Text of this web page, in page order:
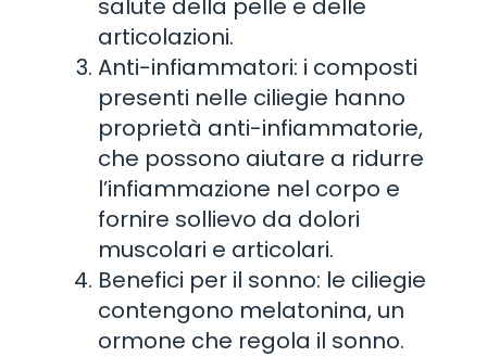
salute della pelle e delle
articolazioni.
Anti-infiammatori: i composti
presenti nelle ciliegie hanno
proprietà anti-infiammatorie,
che possono aiutare a ridurre
l’infiammazione nel corpo e
fornire sollievo da dolori
muscolari e articolari.
Benefici per il sonno: le ciliegie
contengono melatonina, un
ormone che regola il sonno.